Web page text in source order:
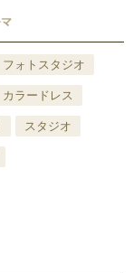
フォトスタジオ
カラードレス
スタジオ